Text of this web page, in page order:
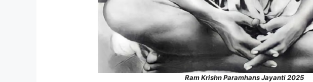
Ram Krishn Paramhans Jayanti 2025